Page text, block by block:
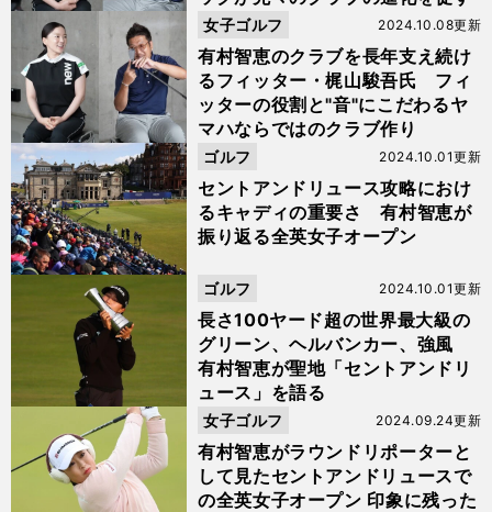
有村智恵のクラブを長年支え続け
るフィッター・梶山駿吾氏 フィ
ッターの役割と"音"にこだわるヤ
マハならではのクラブ作り
2024.10.08更新
女子ゴルフ
セントアンドリュース攻略におけ
るキャディの重要さ 有村智恵が
振り返る全英女子オープン
2024.10.01更新
ゴルフ
長さ100ヤード超の世界最大級の
グリーン、ヘルバンカー、強風
有村智恵が聖地「セントアンドリ
ュース」を語る
2024.10.01更新
ゴルフ
有村智恵がラウンドリポーターと
して見たセントアンドリュースで
の全英女子オープン 印象に残った
2024.09.24更新
女子ゴルフ